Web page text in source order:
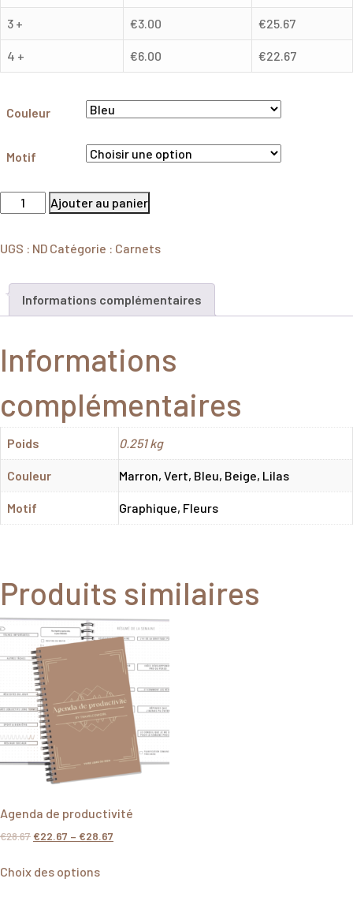
3 + €3.00 €25.67
4 + €6.00 €22.67
Couleur
Motif
Ajouter au panier
UGS : ND Catégorie : Carnets
Informations complémentaires
Informations
complémentaires
Poids 0.251 kg
Couleur Marron, Vert, Bleu, Beige, Lilas
Motif Graphique, Fleurs
Produits similaires
Agenda de productivité
€28.67 €22.67 – €28.67
Choix des options